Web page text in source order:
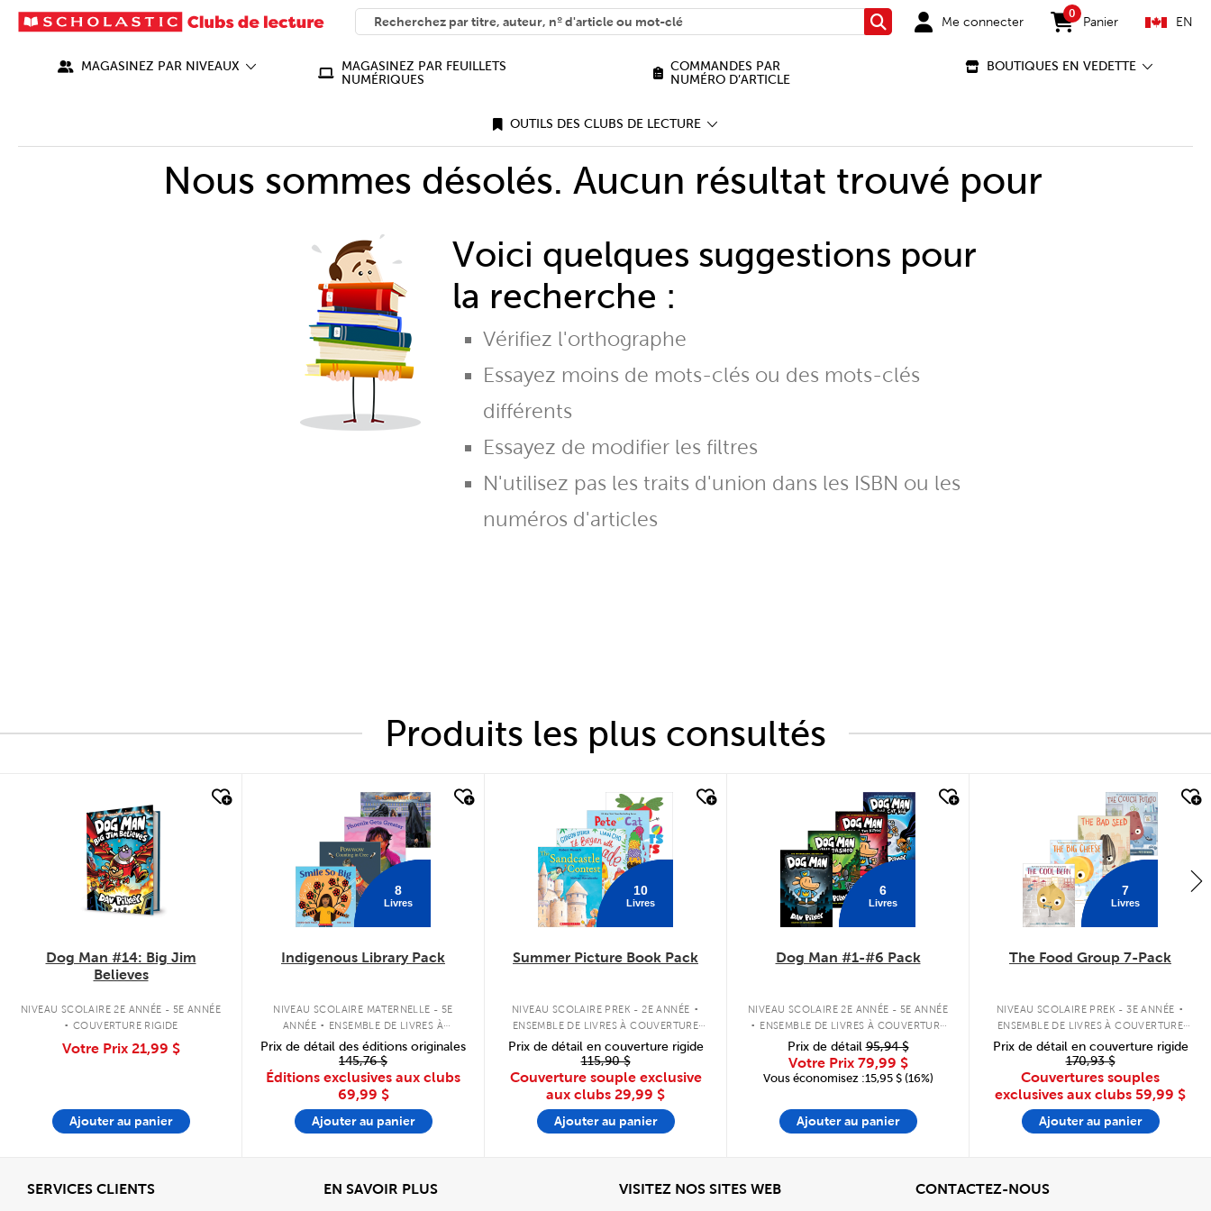
SEARCH
What can we help you find?
RechercherMe connecter
0
items in cart
Panier EN
MAGASINEZ PAR NIVEAUX
MAGASINEZ PAR FEUILLETS
NUMÉRIQUES
COMMANDES PAR
NUMÉRO D’ARTICLE
BOUTIQUES EN VEDETTE
OUTILS DES CLUBS DE LECTURE
Nous sommes désolés. Aucun résultat trouvé pour
Voici quelques suggestions pour
la recherche :
Vérifiez l'orthographe
Essayez moins de mots-clés ou des mots-clés
différents
Essayez de modifier les filtres
N'utilisez pas les traits d'union dans les ISBN ou les
numéros d'articles
Produits les plus consultés
Dog Man #14: Big Jim
Believes
NIVEAU SCOLAIRE 2E ANNÉE - 5E ANNÉE
. COUVERTURE RIGIDE
Votre Prix 21,99 $
Ajouter au panier
8
Livres
Indigenous Library Pack
NIVEAU SCOLAIRE MATERNELLE - 5E
ANNÉE . ENSEMBLE DE LIVRES À
COUVERTURE SOUPLE
Prix de détail des éditions originales
145,76 $
Éditions exclusives aux clubs
69,99 $
Ajouter au panier
10
Livres
Summer Picture Book Pack
NIVEAU SCOLAIRE PREK - 2E ANNÉE .
ENSEMBLE DE LIVRES À COUVERTURE
Prix de détail en couverture rigide
115,90 $
Couverture souple exclusive
aux clubs 29,99 $
Ajouter au panier
6
Livres
Dog Man #1-#6 Pack
NIVEAU SCOLAIRE 2E ANNÉE - 5E ANNÉE
. ENSEMBLE DE LIVRES À COUVERTURE
RIGIDE
Prix de détail95,94 $
Votre Prix 79,99 $
Vous économisez :15,95 $ (16%)
Ajouter au panier
7
Livres
The Food Group 7-Pack
NIVEAU SCOLAIRE PREK - 3E ANNÉE .
ENSEMBLE DE LIVRES À COUVERTURE
Prix de détail en couverture rigide
170,93 $
Couvertures souples
exclusives aux clubs 59,99 $
Ajouter au panier
SERVICES CLIENTSAfficher EN SAVOIR PLUSView VISITEZ NOS SITES WEBAfficher CONTACTEZ-NOUSView